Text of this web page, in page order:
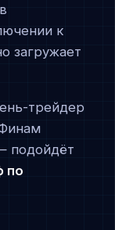
к
загружает
трейдер
подойдёт
по